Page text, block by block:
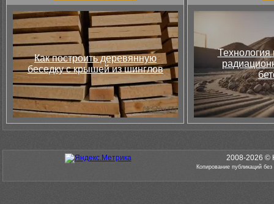
Как построить деревянную
беседку с крышей из шинглов
Технология
2008-2026 ©
Копирование публикаций